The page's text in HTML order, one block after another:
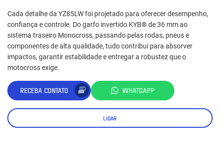
Cada detalhe da YZ85LW foi projetado para oferecer desempenho,
confiança e controle. Do garfo invertido KYB® de 36 mm ao
sistema traseiro Monocross, passando pelas rodas, pneus e
componentes de alta qualidade, tudo contribui para absorver
impactos, garantir estabilidade e entregar a robustez que o
motocross exige.
RECEBA CONTATO WHATSAPP
LIGAR